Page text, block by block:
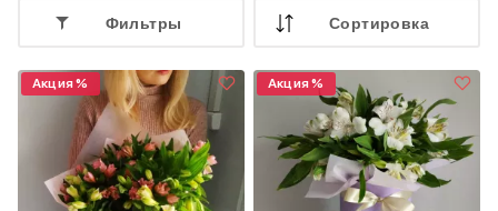
Фильтры Cортировка
Акция % Акция %